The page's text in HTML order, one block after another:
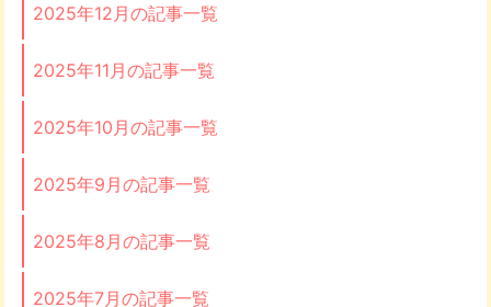
2025年12月の記事一覧
2025年11月の記事一覧
2025年10月の記事一覧
2025年9月の記事一覧
2025年8月の記事一覧
2025年7月の記事一覧